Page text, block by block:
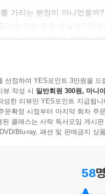
삶에서 어떤 선택을 할 때는
만 아래로도 자랍니다. 아니
으로 자라는 법, 무의식 깊
나 자라야 하는지, 미처 돌
서
가리는 분장이 아니었을
온 작가의 혜안을 집약한 걸
켜 주는 공부할 권리
나약함은 능력 없음으로
나 안티고네는 슬픔이
선정하여 YES포인트 3만원을 드
뷰 작성 시 일반회원 300원, 마니
성한 리뷰만 YES포인트 지급됩니
문확정 시점부터 마지막 회차 주
클래스는 사락 독서모임 게시
Blu-ray, 패션 및 판매금지 상
58